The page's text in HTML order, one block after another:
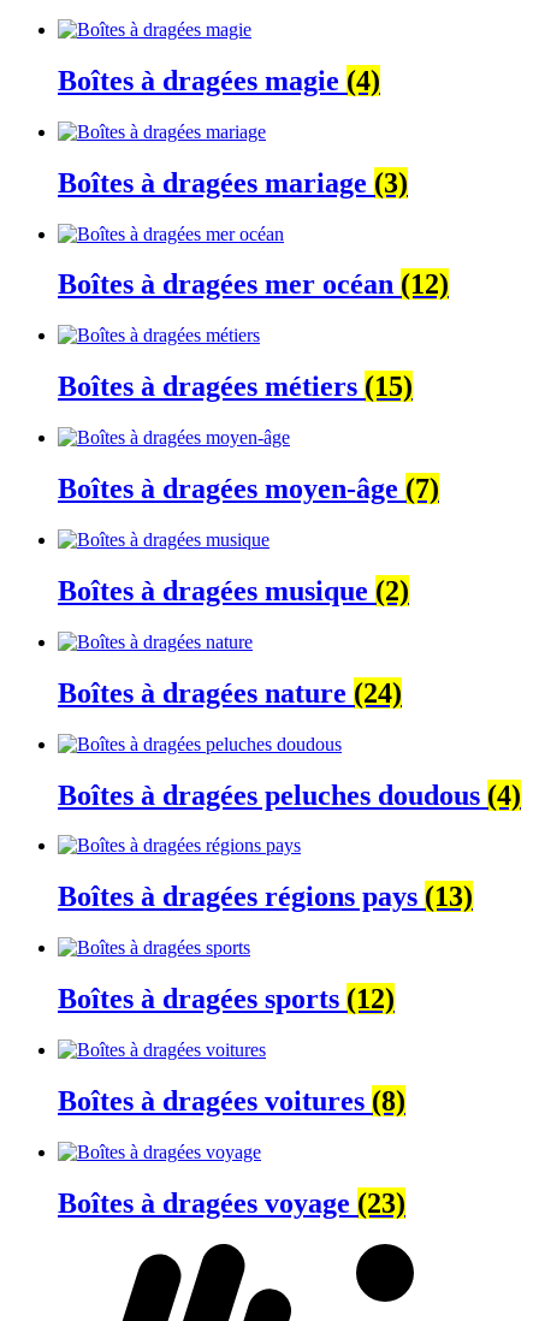
Boîtes à dragées magie (4)
Boîtes à dragées mariage (3)
Boîtes à dragées mer océan (12)
Boîtes à dragées métiers (15)
Boîtes à dragées moyen-âge (7)
Boîtes à dragées musique (2)
Boîtes à dragées nature (24)
Boîtes à dragées peluches doudous (4)
Boîtes à dragées régions pays (13)
Boîtes à dragées sports (12)
Boîtes à dragées voitures (8)
Boîtes à dragées voyage (23)